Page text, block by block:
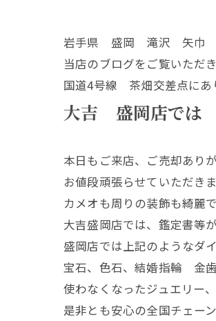
岩手県 盛岡 滝沢 矢巾
当店のブログをご覧いただ
国道4号線 茶畑交差点にあ
大吉 盛岡店では
本日もご来店、ご売却あり
お値段頑張らせていただき
カメオも周りの装飾も綺麗
大吉盛岡店では、鑑定書等
盛岡店では上記のようなダ
宝石、色石、結婚指輪 金歯
使わなくなったジュエリー
是非とも安心の全国チェー